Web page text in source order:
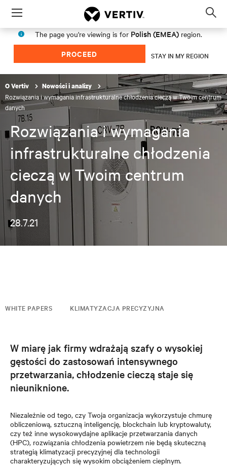
Menu
The page you're viewing is for Polish (EMEA) region.
PROCEED STAY IN MY REGION
O Vertiv Nowości i analizy
Rozwiązania i wymagania infrastrukturalne chłodzenia cieczą w Twoim centrum
danych
Rozwiązania i wymagania
infrastrukturalne chłodzenia
cieczą w Twoim centrum
danych
28.7.21
WHITE PAPERS KLIMATYZACJA PRECYZYJNA
W miarę jak firmy wdrażają szafy o wysokiej
gęstości do zastosowań intensywnego
przetwarzania, chłodzenie cieczą staje się
nieuniknione.
Niezależnie od tego, czy Twoja organizacja wykorzystuje chmurę
obliczeniową, sztuczną inteligencję, blockchain lub kryptowaluty,
czy też inne wysokowydajne aplikacje przetwarzania danych
(HPC), rozwiązania chłodzenia powietrzem nie będą skuteczną
strategią klimatyzacji precyzyjnej dla technologii
charakteryzujących się wysokim obciążeniem cieplnym.